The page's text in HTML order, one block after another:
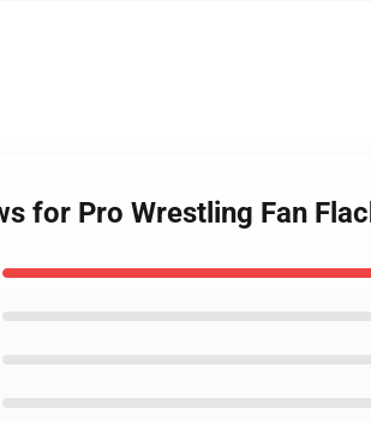
for Pro Wrestling Fan